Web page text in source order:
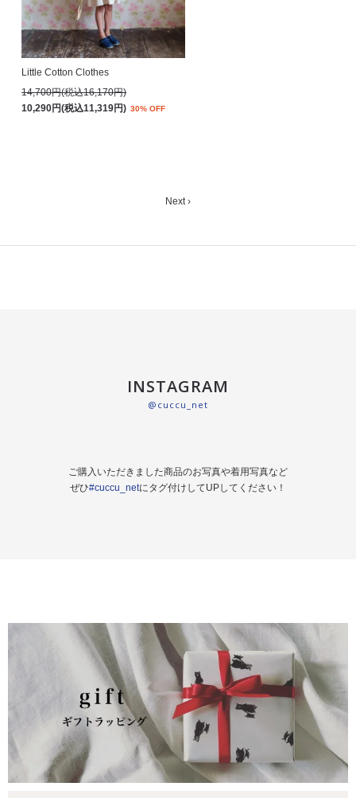
Little Cotton Clothes
14,700円(税込16,170円)
10,290円(税込11,319円) 30% OFF
Next ›
INSTAGRAM
@cuccu_net
ご購入いただきました商品のお写真や着用写真など
ぜひ#cuccu_netにタグ付けしてUPしてください！